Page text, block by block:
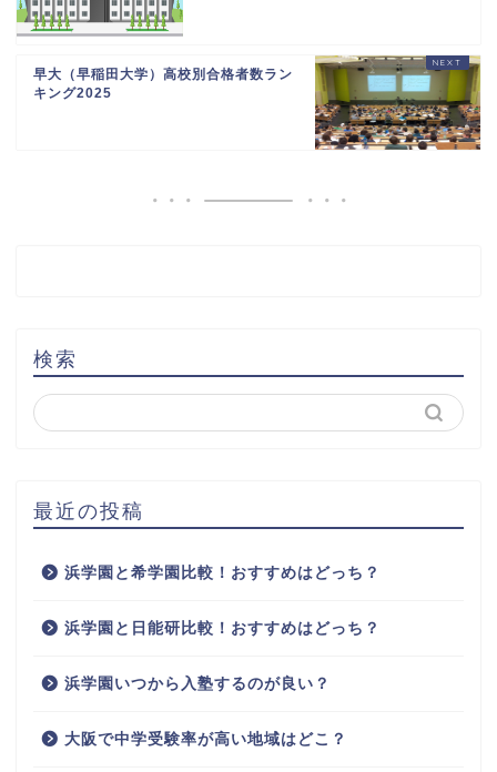
早大（早稲田大学）高校別合格者数ラン
キング2025
検索
最近の投稿
浜学園と希学園比較！おすすめはどっち？
浜学園と日能研比較！おすすめはどっち？
浜学園いつから入塾するのが良い？
大阪で中学受験率が高い地域はどこ？